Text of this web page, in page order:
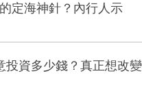
定海神針？內行人示
投資多少錢？真正想改變